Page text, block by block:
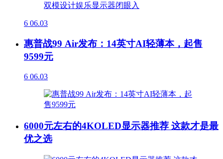
6 06.03
惠普战99 Air发布：14英寸AI轻薄本，起售
9599元
6 06.03
6000元左右的4KOLED显示器推荐 这款才是最
优之选